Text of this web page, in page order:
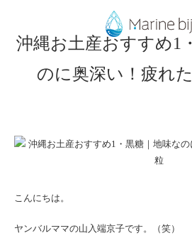
沖縄お土産おすすめ1
のに奥深い！疲れ
こんにちは。
ヤンバルママの山入端京子です。（笑）